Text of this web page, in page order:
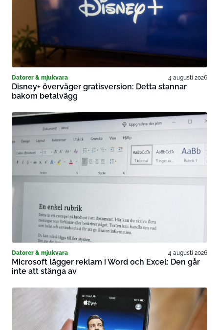
Datorer & mjukvara 4 augusti 2026
Disney+ överväger gratisversion: Detta stannar
bakom betalvägg
Datorer & mjukvara 4 augusti 2026
Microsoft lägger reklam i Word och Excel: Den går
inte att stänga av